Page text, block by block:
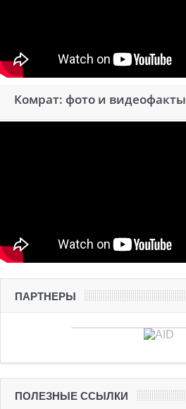
Комрат: фото и видеофакты
ПАРТНЕРЫ
ПОЛЕЗНЫЕ ССЫЛКИ